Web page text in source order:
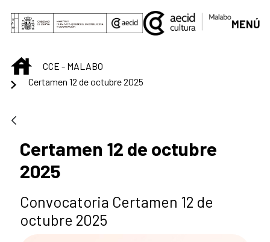
Saut au contenu principal
MENÚ
INICIOCCE - MALABO
Certamen 12 de octubre 2025
Certamen 12 de octubre
2025
Convocatoria Certamen 12 de
octubre 2025